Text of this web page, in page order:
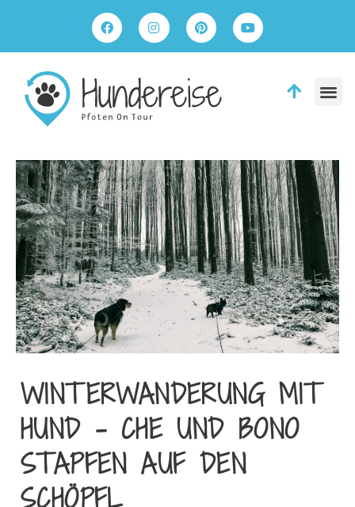
WINTERWANDERUNG MIT
HUND – CHE UND BONO
STAPFEN AUF DEN
SCHÖPFL